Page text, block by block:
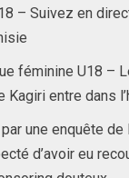
– Suivez en
féminine U18 –
Kagiri entre dans
une enquête de
d’avoir eu